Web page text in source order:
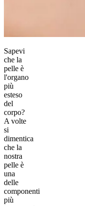
Sapevi
che la
pelle è
l'organo
più
esteso
del
corpo?
A volte
si
dimentica
che la
nostra
pelle è
una
delle
componenti
più